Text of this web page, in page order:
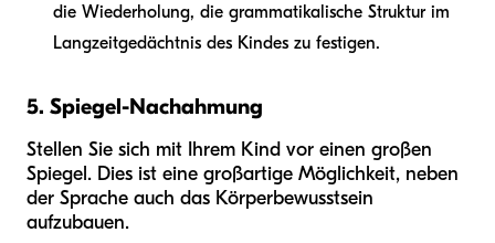
die Wiederholung, die grammatikalische Struktur im
Langzeitgedächtnis des Kindes zu festigen.
5. Spiegel-Nachahmung
Stellen Sie sich mit Ihrem Kind vor einen großen
Spiegel. Dies ist eine großartige Möglichkeit, neben
der Sprache auch das Körperbewusstsein
aufzubauen.